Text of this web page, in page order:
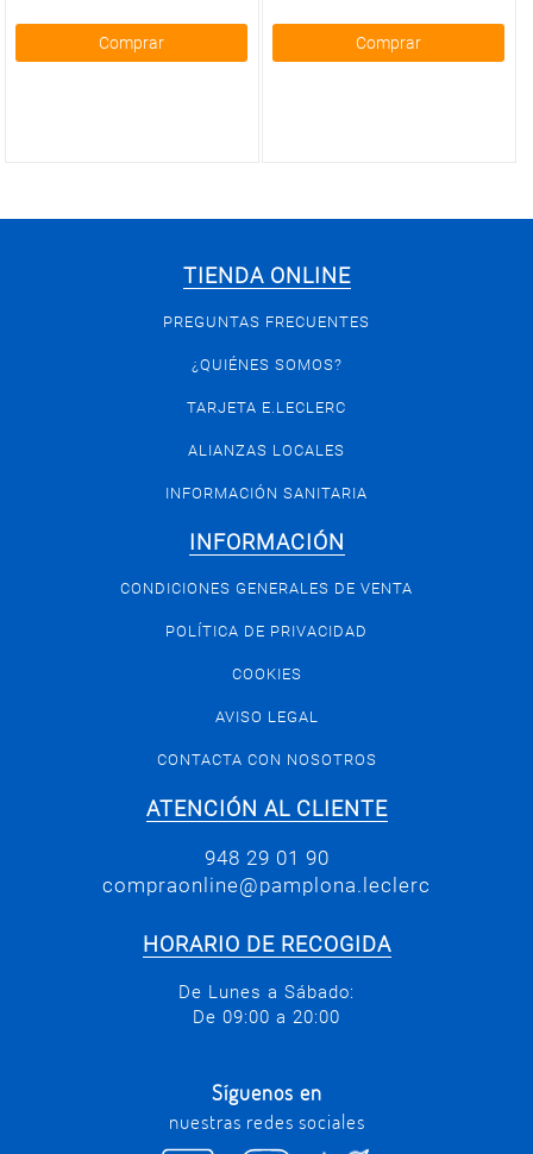
Comprar Comprar
TIENDA ONLINE
PREGUNTAS FRECUENTES
¿QUIÉNES SOMOS?
TARJETA E.LECLERC
ALIANZAS LOCALES
INFORMACIÓN SANITARIA
INFORMACIÓN
CONDICIONES GENERALES DE VENTA
POLÍTICA DE PRIVACIDAD
COOKIES
AVISO LEGAL
CONTACTA CON NOSOTROS
ATENCIÓN AL CLIENTE
948 29 01 90
compraonline@pamplona.leclerc
HORARIO DE RECOGIDA
De Lunes a Sábado:
De 09:00 a 20:00
Síguenos en
nuestras redes sociales